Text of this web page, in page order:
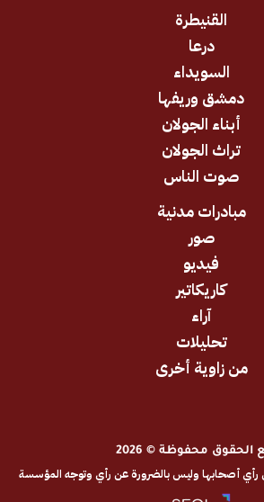
مدنية
أخرى
© 2026
وليس بالضرورة عن رأي وتوجه المؤسسة